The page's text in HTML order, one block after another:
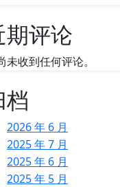
期评论
未收到任何评论。
档
2026 年 6 月
2025 年 7 月
2025 年 6 月
2025 年 5 月